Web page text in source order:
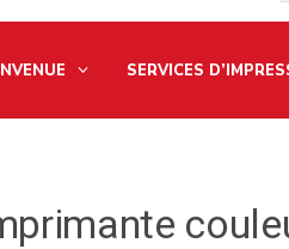
SERVICES